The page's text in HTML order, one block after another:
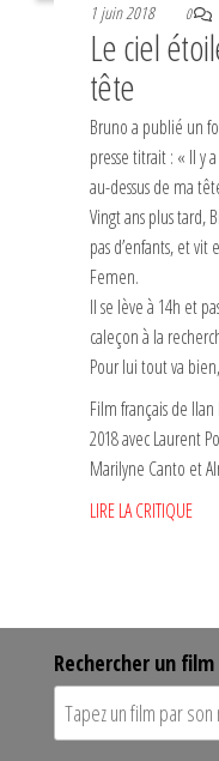
1 juin 2018
0
Le ciel
tête
Bruno a publié un
presse titrait : « Il y
au-dessus de ma
Vingt ans plus tard,
pas d’enfants, et
Femen.
Il se lève à 14h et
caleçon à la
Pour lui tout va
Film français de
2018 avec Laurent
Marilyne Canto et
LIRE LA CRITIQUE
Rechercher un film